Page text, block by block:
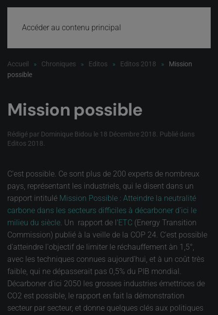
Accéder au contenu principal
Accueil Chroniques Editos Editos 2018
Mission
possible
Mission possible
Rédigé par Dominique Bidou le 18 Décembre 2018 . Publié dans
Editos 2018
C'est possible. Ce sont plus de 200 experts de nombreux
pays, représentant les industriels, qui le disent dans un
rapport intitulé Mission Possible : Atteindre la neutralité
carbone dans les secteurs difficiles à décarboner d’ici le
milieu du siècle. Un rapport de l'ETC (Energy Transition
Commission) publié à la veille de la COP 24. C'est possible
d'atteindre l'objectif de limiter le réchauffement àn 1,5°,
avec les techniques connues aujourd'hui, et à un coût très
faible, qui ne dépasserait pas 0,5% du PIB mondial.
Décarboner d'ici 2050 les grosses industries émettrices de
CO2 est possible, le rapport en fait la démonstration
secteur par secteur, et donne quelques clés aux politiques